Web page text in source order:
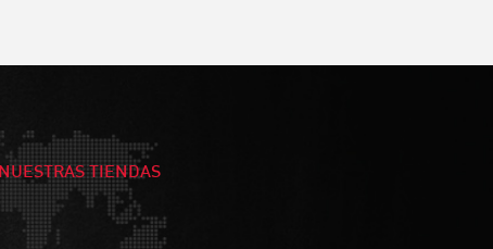
NUESTRAS TIENDAS